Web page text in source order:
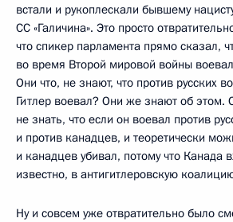
встали и рукоплескали бывшему
СС «Галичина». Это просто
что спикер парламента прямо сказал,
во время Второй мировой войны
Они что, не знают, что против русских
Гитлер воевал? Они же знают об этом.
не знать, что если он воевал против
и против канадцев, и теоретически
и канадцев убивал, потому что Канада
известно, в антигитлеровскую
Ну и совсем уже отвратительно было